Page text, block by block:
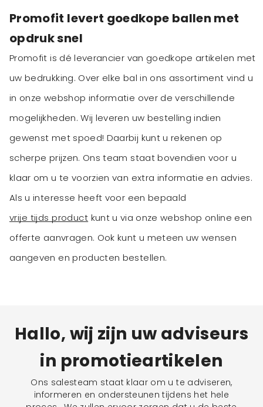
Promofit levert goedkope ballen met
opdruk snel
Promofit is dé leverancier van goedkope artikelen met
uw bedrukking. Over elke bal in ons assortiment vind u
in onze webshop informatie over de verschillende
mogelijkheden. Wij leveren uw bestelling indien
gewenst met spoed! Daarbij kunt u rekenen op
scherpe prijzen. Ons team staat bovendien voor u
klaar om u te voorzien van extra informatie en advies.
Als u interesse heeft voor een bepaald
vrije tijds product kunt u via onze webshop online een
offerte aanvragen. Ook kunt u meteen uw wensen
aangeven en producten bestellen.
Hallo, wij zijn uw adviseurs
in promotieartikelen
Ons salesteam staat klaar om u te adviseren,
informeren en ondersteunen tijdens het hele